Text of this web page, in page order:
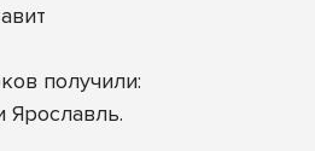
получили:
Ярославль.